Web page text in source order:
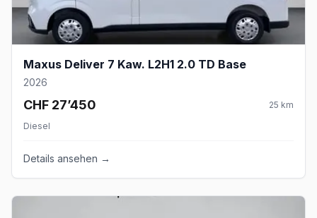
Maxus Deliver 7 Kaw. L2H1 2.0 TD Base
2026
CHF 27’450 25 km
Diesel
Details ansehen →